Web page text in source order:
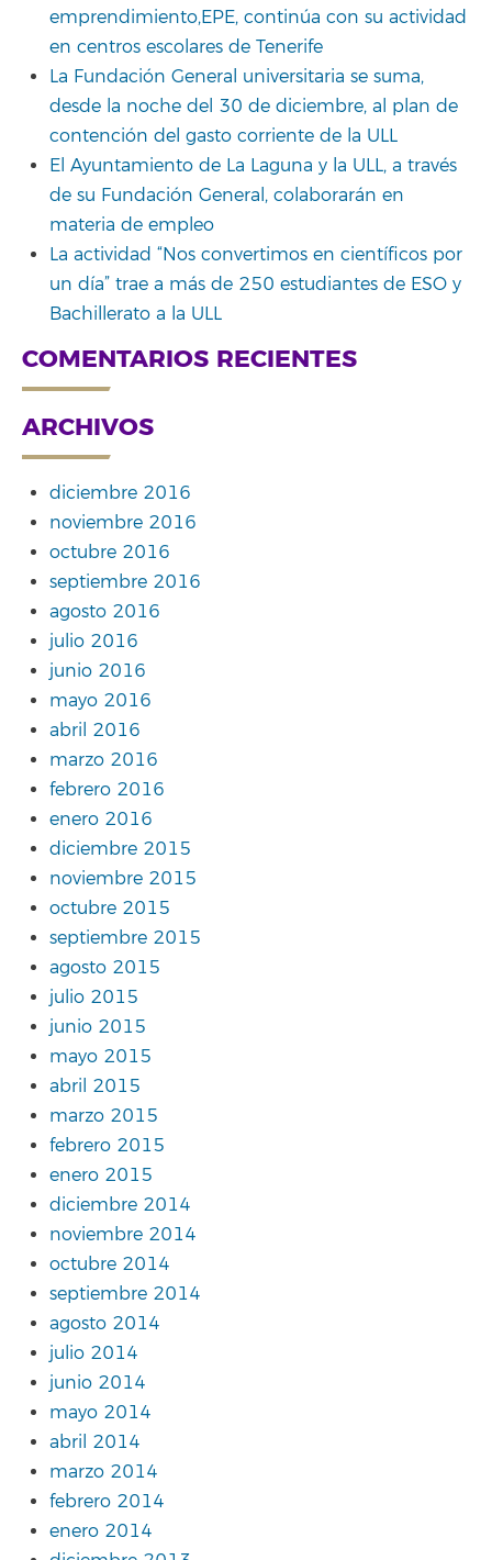
emprendimiento,EPE, continúa con su actividad
en centros escolares de Tenerife
La Fundación General universitaria se suma,
desde la noche del 30 de diciembre, al plan de
contención del gasto corriente de la ULL
El Ayuntamiento de La Laguna y la ULL, a través
de su Fundación General, colaborarán en
materia de empleo
La actividad “Nos convertimos en científicos por
un día” trae a más de 250 estudiantes de ESO y
Bachillerato a la ULL
COMENTARIOS RECIENTES
ARCHIVOS
diciembre 2016
noviembre 2016
octubre 2016
septiembre 2016
agosto 2016
julio 2016
junio 2016
mayo 2016
abril 2016
marzo 2016
febrero 2016
enero 2016
diciembre 2015
noviembre 2015
octubre 2015
septiembre 2015
agosto 2015
julio 2015
junio 2015
mayo 2015
abril 2015
marzo 2015
febrero 2015
enero 2015
diciembre 2014
noviembre 2014
octubre 2014
septiembre 2014
agosto 2014
julio 2014
junio 2014
mayo 2014
abril 2014
marzo 2014
febrero 2014
enero 2014